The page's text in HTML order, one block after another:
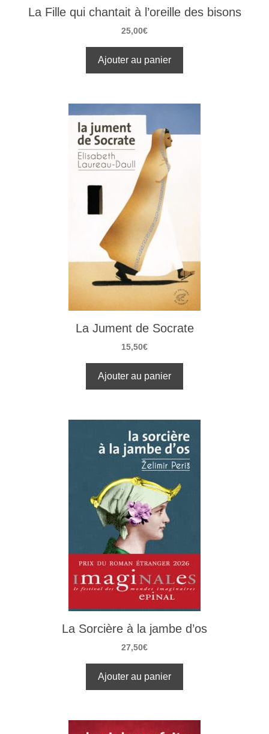
La Fille qui chantait à l’oreille des bisons
25,00€
Ajouter au panier
La Jument de Socrate
15,50€
Ajouter au panier
La Sorcière à la jambe d’os
27,50€
Ajouter au panier